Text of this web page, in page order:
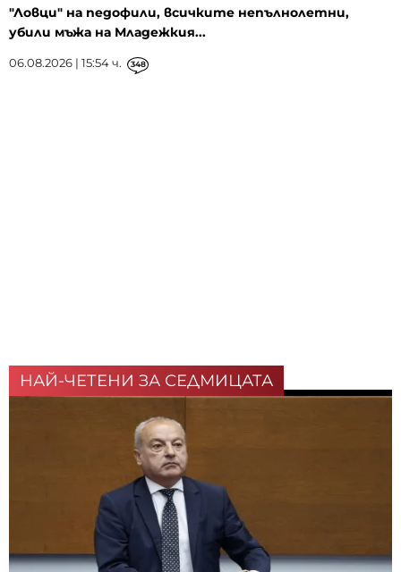
"Ловци" на педофили, всичките непълнолетни,
убили мъжа на Младежкия...
06.08.2026 | 15:54 ч. 348
НАЙ-ЧЕТЕНИ ЗА СЕДМИЦАТА